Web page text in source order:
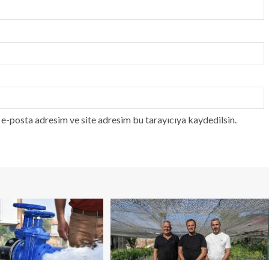
posta adresim ve site adresim bu tarayıcıya kaydedilsin.